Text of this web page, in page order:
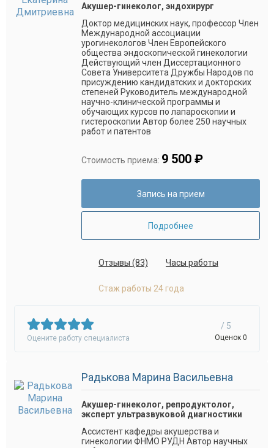
Акушер-гинеколог, эндохирург
Доктор медицинских наук, профессор Член
Международной ассоциации
урогинекологов Член Европейского
общества эндоскопической гинекологии
Действующий член Диссертационного
Совета Университета Дружбы Народов по
присуждению кандидатских и докторских
степеней Руководитель международной
научно-клинической программы и
обучающих курсов по лапароскопии и
гистероскопии Автор более 250 научных
работ и патентов
Стоимость приема: 9 500 ₽
Запись на прием
Подробнее
Отзывы (83) Часы работы
Стаж работы 24 года
Оцените работу специалиста
/ 5
Оценок 0
Радькова Марина Васильевна
Акушер-гинеколог, репродуктолог,
эксперт ультразвуковой диагностики
Ассистент кафедры акушерства и
гинекологии ФНМО РУДН Автор научных